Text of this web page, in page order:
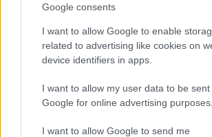
Google consents
I want to allow Google to enable
related to advertising like cookies on
device identifiers in apps.
I want to allow my user data to be sent
Google for online advertising purposes.
I want to allow Google to send me